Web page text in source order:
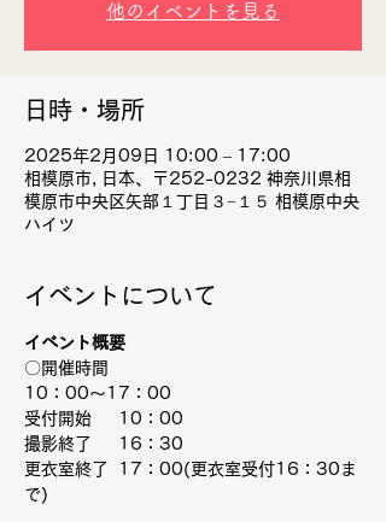
他のイベントを見る
日時・場所
2025年2月09日 10:00 – 17:00
相模原市, 日本、〒252-0232 神奈川県相
模原市中央区矢部１丁目３−１５ 相模原中央
ハイツ
イベントについて
イベント概要
〇開催時間
10：00～17：00
受付開始　  10：00
撮影終了　  16：30
更衣室終了  17：00(更衣室受付16：30ま
で)